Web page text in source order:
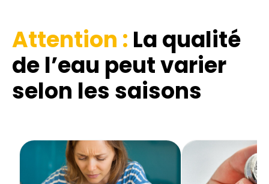
Attention : La qualité
de l’eau peut varier
selon les saisons